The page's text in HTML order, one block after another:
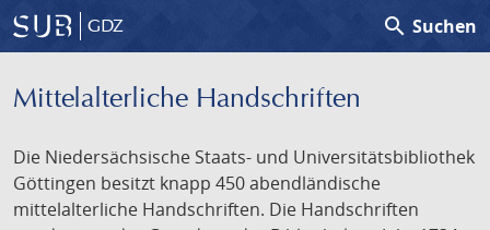
GDZ search Suchen
Mittelalterliche Handschriften
Die Niedersächsische Staats- und Universitätsbibliothek
Göttingen besitzt knapp 450 abendländische
mittelalterliche Handschriften. Die Handschriften